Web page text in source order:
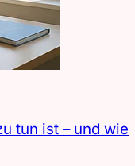
tun ist – und wie